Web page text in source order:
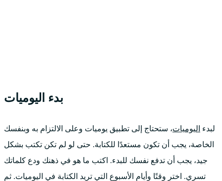
بدء اليوميات
لبدء اليوميات، ستحتاج إلى تطبيق يوميات وعلى الالتزام به وبنفسك
الخاصة، يجب أن تكون مستعدًا للكتابة. حتى لو لم تكن تكتب بشكل
جيد، يجب أن تدفع نفسك للبدء. اكتب ما هو في ذهنك ودع كلماتك
تسري. اختر وقتًا وأيام الأسبوع التي تريد الكتابة في اليوميات. ثم